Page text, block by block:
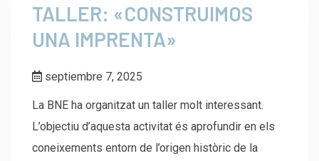
TALLER: «CONSTRUIMOS
UNA IMPRENTA»
septiembre 7, 2025
La BNE ha organitzat un taller molt interessant.
L’objectiu d’aquesta activitat és aprofundir en els
coneixements entorn de l’origen històric de la